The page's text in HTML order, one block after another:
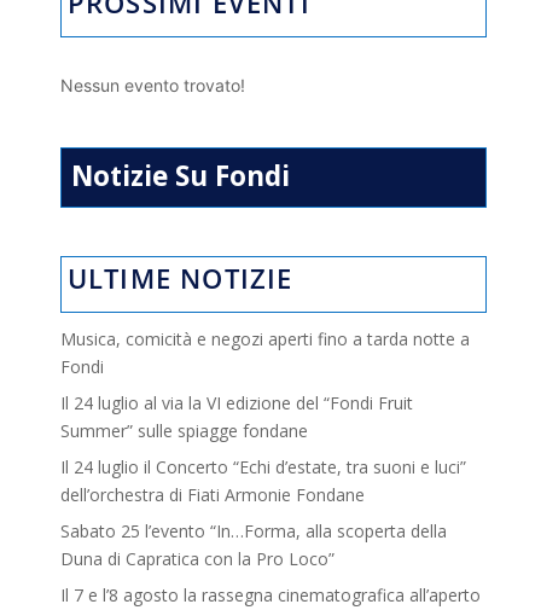
Nessun evento trovato!
Notizie Su Fondi
ULTIME NOTIZIE
Musica, comicità e negozi aperti fino a tarda notte a
Fondi
Il 24 luglio al via la VI edizione del “Fondi Fruit
Summer” sulle spiagge fondane
Il 24 luglio il Concerto “Echi d’estate, tra suoni e luci”
dell’orchestra di Fiati Armonie Fondane
Sabato 25 l’evento “In…Forma, alla scoperta della
Duna di Capratica con la Pro Loco”
Il 7 e l’8 agosto la rassegna cinematografica all’aperto